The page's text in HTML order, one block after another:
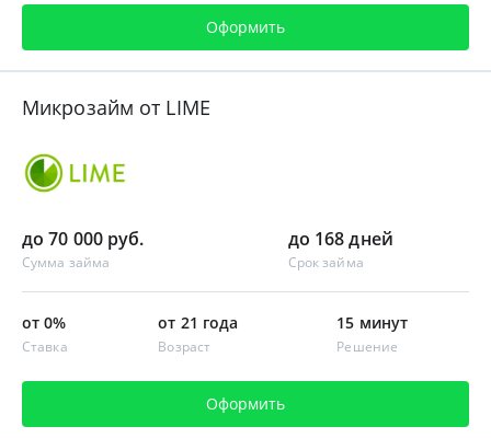
Оформить
Микрозайм от LIME
до 70 000 руб.
Сумма займа
до 168 дней
Срок займа
от 0%
Ставка
от 21 года
Возраст
15 минут
Решение
Оформить